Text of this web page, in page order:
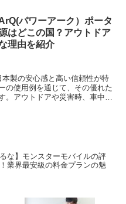
パワーアーク）ポータ
はどこの国？アウトドア
理由を紹介
製の安心感と高い信頼性が特
の使用例を通じて、その優れた
アウトドアや災害時、車中泊
るな】モンスターモバイルの評
業界最安級の料金プランの魅